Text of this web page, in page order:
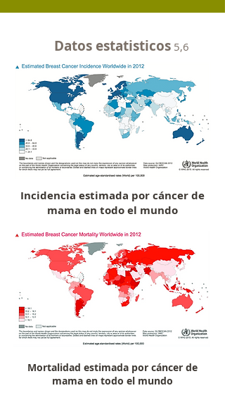
Datos estatisticos 5,6
Incidencia estimada por cáncer de
mama en todo el mundo
Mortalidad estimada por cáncer de
mama en todo el mundo